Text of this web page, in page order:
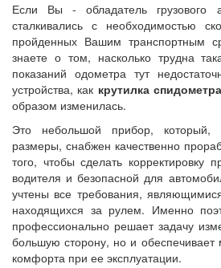
Если Вы - обладатель грузового
сталкивались с необходимостью
пройденных Вашим транспортным
знаете о том, насколько трудна
показаний одометра тут
устройства, как крутилка
образом изменилась.
Это небольшой прибор,
размеры, снабжен качественно
того, чтобы сделать корректировку
водителя и безопасной для
учтены все требования,
находящихся за рулем. Именно
профессионально решает задачу
большую сторону, но и обеспечивает
комфорта при ее эксплуатации.